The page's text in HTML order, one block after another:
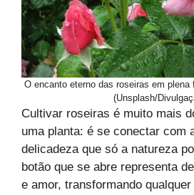
O encanto eterno das roseiras em plena
(Unsplash/
Cultivar roseiras é muito mais
uma planta: é se conectar com
delicadeza que só a natureza
botão que se abre representa
e amor, transformando